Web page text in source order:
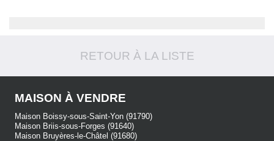
10pièces -236m²
RETOUR À LA LISTE
MAISON À VENDRE
Maison Boissy-sous-Saint-Yon (91790)
Maison Briis-sous-Forges (91640)
Maison Bruyères-le-Châtel (91680)